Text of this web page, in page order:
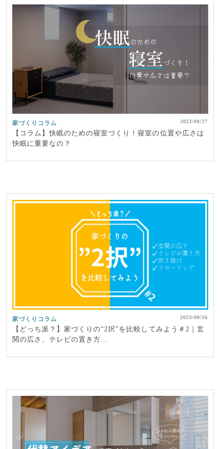
家づくりコラム 2023/09/27
【コラム】快眠のための寝室づくり！寝室の位置や広さは
快眠に重要なの？
家づくりコラム 2023/09/16
【どっち派？】家づくりの“2択”を比較してみよう＃2｜玄
関の広さ、テレビの置き方…